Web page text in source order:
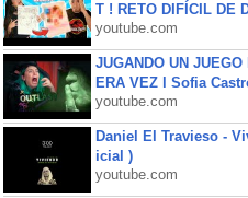
T ! RETO DIFÍCIL DE
youtube.com
JUGANDO UN
ERA VEZ l Sofia
youtube.com
Daniel El Travieso -
icial )
youtube.com